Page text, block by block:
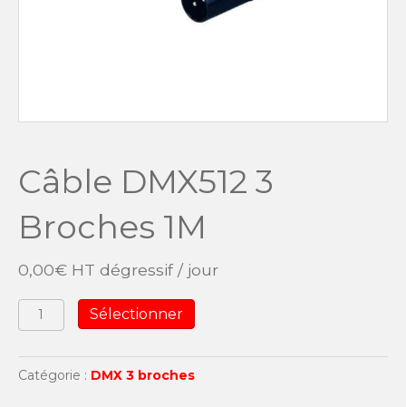
Câble DMX512 3
Broches 1M
0,00€ HT dégressif / jour
quantité
de
DMX512
3
Sélectionner
Catégorie : DMX 3 broches